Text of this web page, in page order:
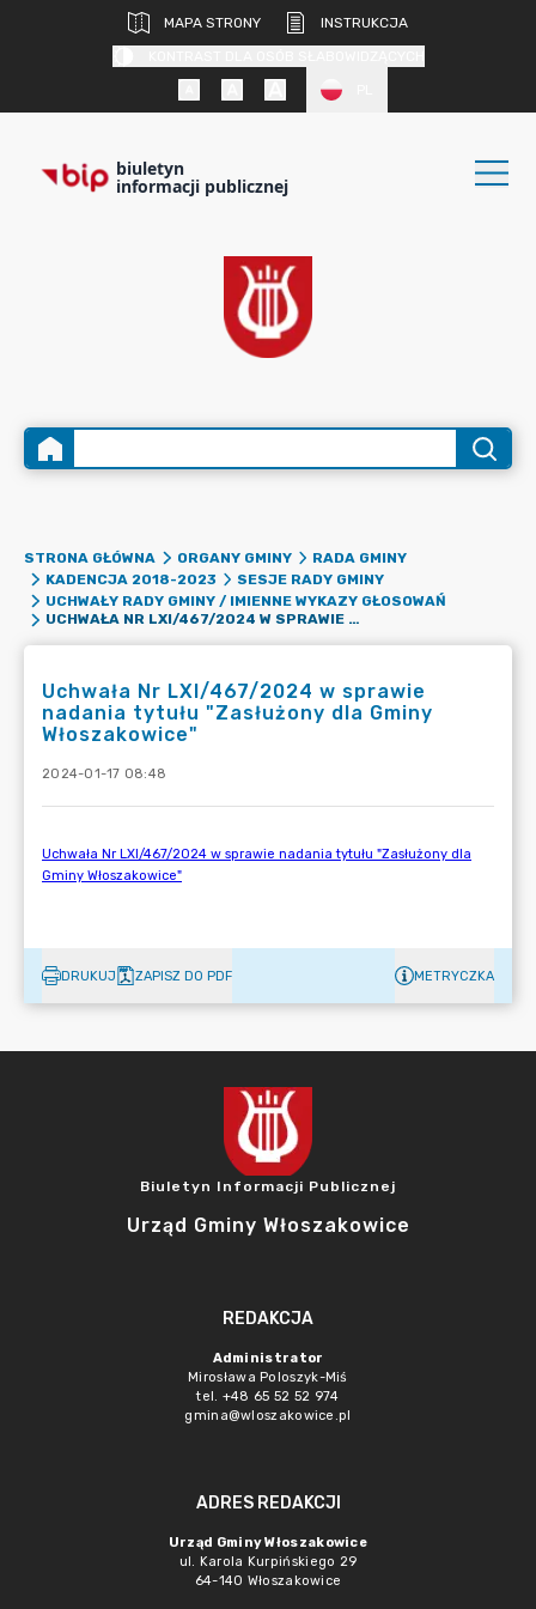
MAPA STRONY
INSTRUKCJA
biuletyn
informacji publicznej
STRONA GŁÓWNA ORGANY GMINY
RADA GMINY
KADENCJA 2018-2023
SESJE RADY GMINY
UCHWAŁY RADY GMINY / IMIENNE WYKAZY GŁOSOWAŃ
UCHWAŁA NR LXI/467/2024 W SPRAWIE NADANIA TYTUŁU "ZASŁUŻONY DLA GMINY WŁOSZAKOWICE"
Uchwała Nr LXI/467/2024 w sprawie
nadania tytułu "Zasłużony dla Gminy
Włoszakowice"
2024-01-17 08:48
DRUKUJ ZAPISZ DO PDF METRYCZKA
Biuletyn Informacji Publicznej
Urząd Gminy Włoszakowice
REDAKCJA
Administrator
Mirosława Poloszyk-Miś
tel. +48 65 52 52 974
gmina@wloszakowice.pl
ADRES REDAKCJI
Urząd Gminy Włoszakowice
ul. Karola Kurpińskiego 29
64-140 Włoszakowice